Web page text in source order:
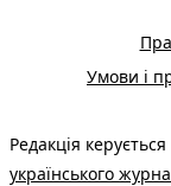
Умови і
Редакція
українського